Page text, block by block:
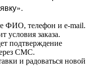
ФИО, телефон и e-mail.
условия заказа.
подтверждение
СМС.
и радоваться новой